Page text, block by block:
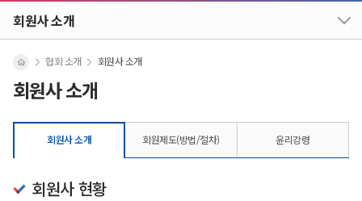
회원사 소개
회원사 소개
협회 소개 회원사 소개
회원사 소개 회원제도(방법/절차) 윤리강령
회원사 현황